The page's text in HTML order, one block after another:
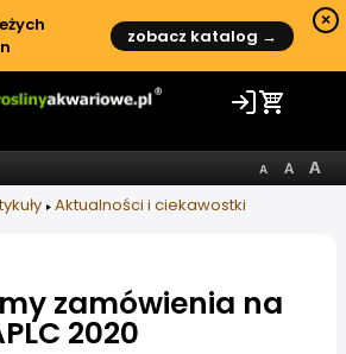
zobacz katalog →
×
Aktualności i ciekawostki
zamówienia na
2020